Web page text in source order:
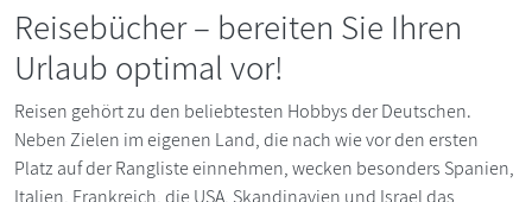
Reisebücher – bereiten Sie Ihren
Urlaub optimal vor!
Reisen gehört zu den beliebtesten Hobbys der Deutschen.
Neben Zielen im eigenen Land, die nach wie vor den ersten
Platz auf der Rangliste einnehmen, wecken besonders Spanien,
Italien, Frankreich, die USA, Skandinavien und Israel das